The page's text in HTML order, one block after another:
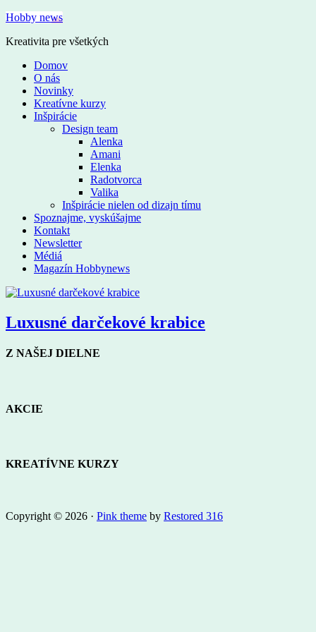
Hobby news
Kreativita pre všetkých
Domov
O nás
Novinky
Kreatívne kurzy
Inšpirácie
Design team
Alenka
Amani
Elenka
Radotvorca
Valika
Inšpirácie nielen od dizajn tímu
Spoznajme, vyskúšajme
Kontakt
Newsletter
Médiá
Magazín Hobbynews
Luxusné darčekové krabice
Z NAŠEJ DIELNE
AKCIE
KREATÍVNE KURZY
Copyright © 2026 · Pink theme by Restored 316